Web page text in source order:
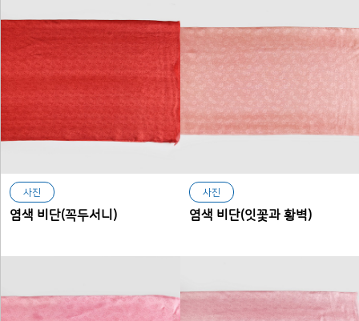
사진
염색 비단(꼭두서니)
사진
염색 비단(잇꽃과 황벽)